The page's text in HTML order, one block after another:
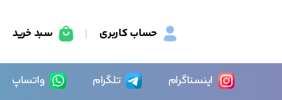
حساب کاربری سبد خرید
اینستاگرام تلگرام واتساپ